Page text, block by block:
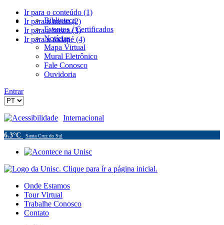
Ir para o conteúdo (1)
Ir para o menu (2)
Ir para a busca (3)
Ir para o rodapé (4)
Biblioteca
Eventos / Certificados
Notícias
Mapa Virtual
Mural Eletrônico
Fale Conosco
Ouvidoria
Entrar
Acessibilidade Internacional
6.3°C Santa Cruz do Sul
Onde Estamos
Tour Virtual
Trabalhe Conosco
Contato